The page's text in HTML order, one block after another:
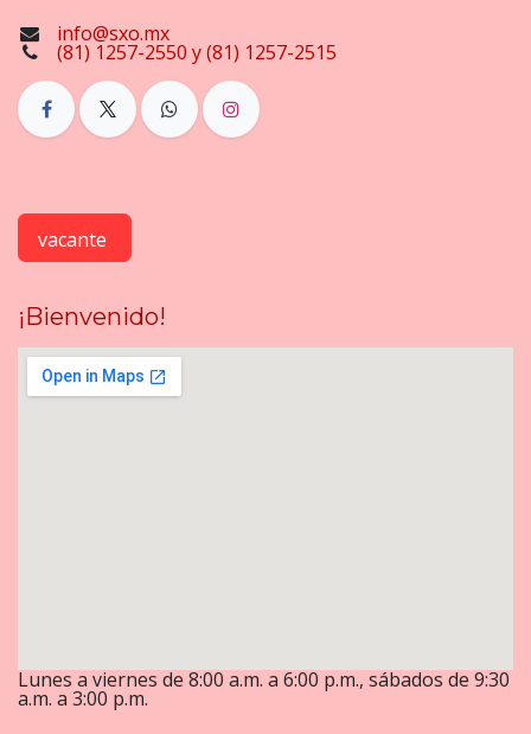
info@sxo.mx
(81) 1257-2550 y (81) 1257-2515
vacante
¡Bienvenido!
Lunes a viernes de 8:00 a.m. a 6:00 p.m., sábados de 9:30
a.m. a 3:00 p.m.